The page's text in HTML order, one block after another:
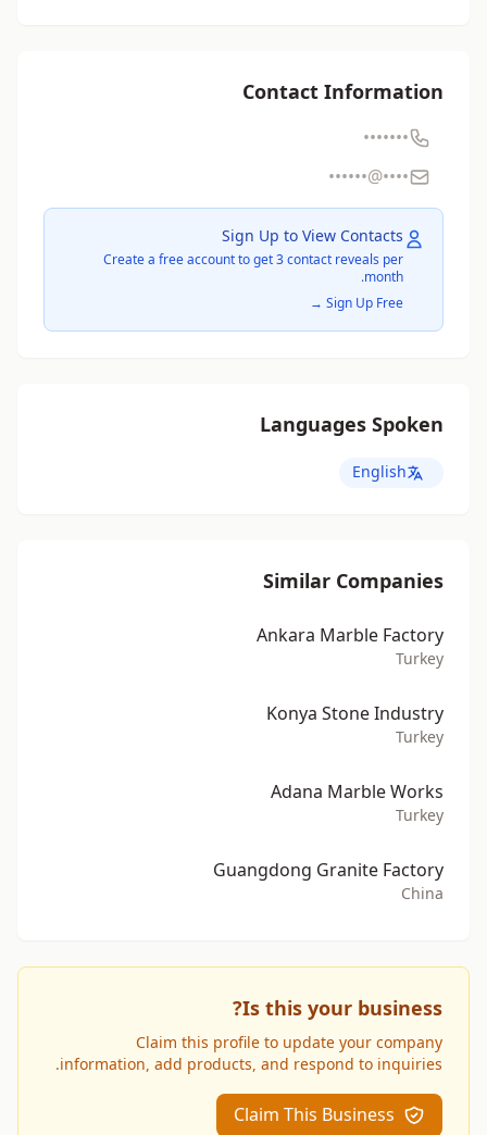
Contact Information
•••••••
••••@••••••
Sign Up to View Contacts
Create a free account to get 3 contact reveals per
month.
Sign Up Free →
Languages Spoken
English
Similar Companies
Ankara Marble Factory
Turkey
Konya Stone Industry
Turkey
Adana Marble Works
Turkey
Guangdong Granite Factory
China
Is this your business?
Claim this profile to update your company
information, add products, and respond to inquiries.
Claim This Business